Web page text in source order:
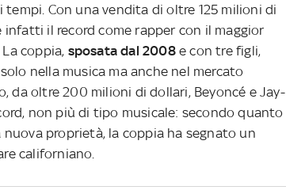
Con una vendita di oltre 125 milioni di
il record come rapper con il maggior
. La coppia, sposata dal 2008e con tre figli,
nella musica ma anche nel mercato
da oltre 200 milioni di dollari, Beyoncé e Jay-
non più di tipo musicale: secondo quanto
proprietà, la coppia ha segnato un
californiano.